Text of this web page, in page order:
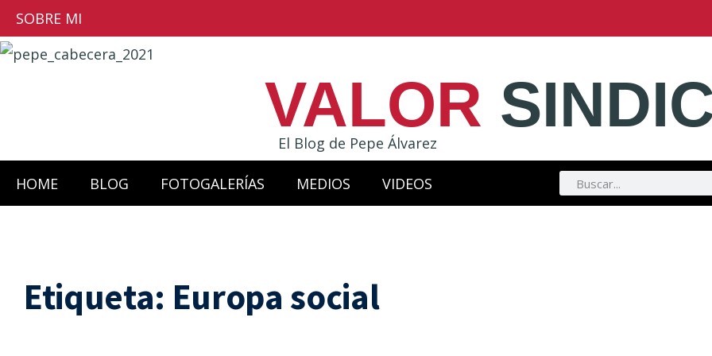
SOBRE MI
VALOR
El Blog de Pepe Álvarez
HOME BLOG FOTOGALERÍAS MEDIOS VIDEOS
Etiqueta: Europa social